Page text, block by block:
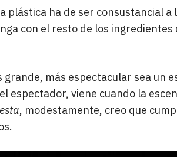
plástica ha de ser consustancial
con el resto de los
más espectacular sea un
espectador, viene cuando la
, modestamente, creo que